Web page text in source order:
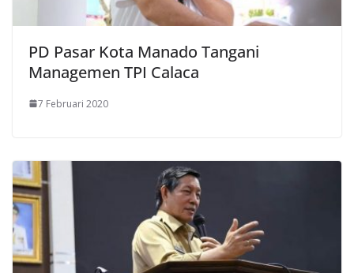
PD Pasar Kota Manado Tangani
Managemen TPI Calaca
7 Februari 2020